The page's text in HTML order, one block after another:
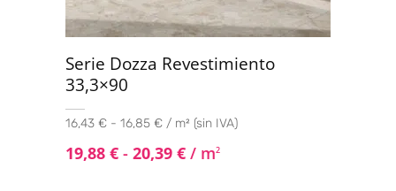
Serie Dozza Revestimiento
33,3×90
16,43 € - 16,85 € / m² (sin IVA)
19,88 € - 20,39 € / m2